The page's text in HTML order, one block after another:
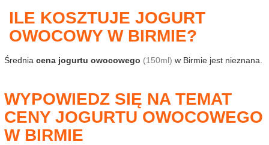
ILE KOSZTUJE JOGURT
OWOCOWY W BIRMIE?
Średnia cena jogurtu owocowego (150ml) w Birmie jest nieznana.
WYPOWIEDZ SIĘ NA TEMAT
CENY JOGURTU OWOCOWEGO
W BIRMIE